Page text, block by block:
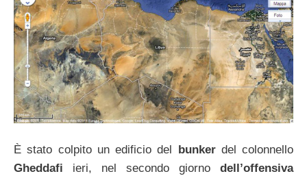
È stato colpito un edificio del bunkerdel colonnello
Gheddafi ieri, nel secondo giorno dell’offensiva